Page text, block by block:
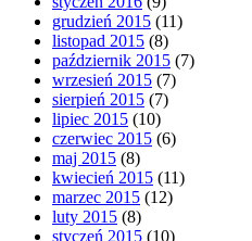
grudzień 2015 (11)
listopad 2015 (8)
październik 2015 (7)
wrzesień 2015 (7)
sierpień 2015 (7)
lipiec 2015 (10)
czerwiec 2015 (6)
maj 2015 (8)
kwiecień 2015 (11)
marzec 2015 (12)
luty 2015 (8)
styczeń 2015 (10)